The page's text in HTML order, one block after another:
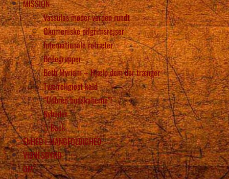
MISSION
Vassulas møder verden rundt
Økumeniske pilgrimsrejser
Internationale retræter
Bedegrupper
Beth Myriam – Hjælp dem der trænger
Tværreligiøst kald
“Udbred budskaberne”!
Nyheder
Back
ENHED i MANGFOLDIGHED
VIDNESBYRD
OM